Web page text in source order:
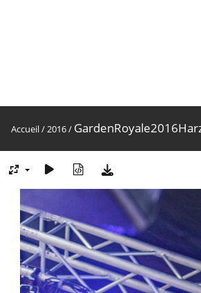
Accueil/2016/